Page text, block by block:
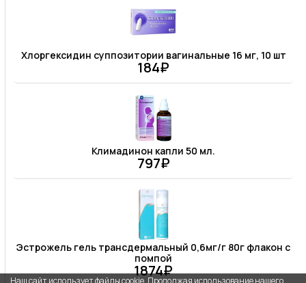
Хлоргексидин суппозитории вагинальные 16 мг, 10 шт
184₽
Климадинон капли 50 мл.
797₽
Эстрожель гель трансдермальный 0,6мг/г 80г флакон с
помпой
1874₽
Наш сайт использует файлы cookie. Продолжая использование нашего